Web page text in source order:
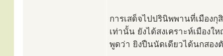
การเสด็จไปปรินิพพานที่เมืองกุ
เท่านั้น ยังได้สงเคราะห์เมือง
พูดว่า ยิงปืนนัดเดียวได้นกสอง